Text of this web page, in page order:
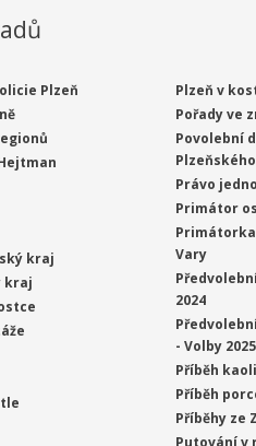
Plzeň
kraj
kraj
Plzeň v
Pořady ve
Povolební
Právo
Primátor
Vary
2024
- Volby 2025
Příběh
Příběh
Příběhy ze